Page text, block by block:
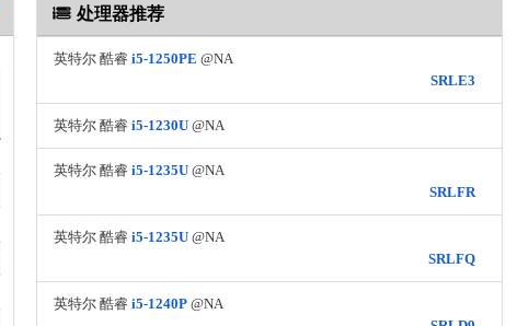
处理器推荐
英特尔 酷睿 i5-1250PE @NA
SRLE3
英特尔 酷睿 i5-1230U@NA
英特尔 酷睿 i5-1235U@NA
SRLFR
英特尔 酷睿 i5-1235U@NA
SRLFQ
英特尔 酷睿 i5-1240P@NA